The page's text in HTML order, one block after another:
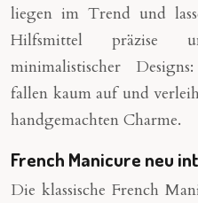
liegen im Trend und
Hilfsmittel präzise
minimalistischer
fallen kaum auf und
handgemachten Charme.
French Manicure neu
Die klassische French